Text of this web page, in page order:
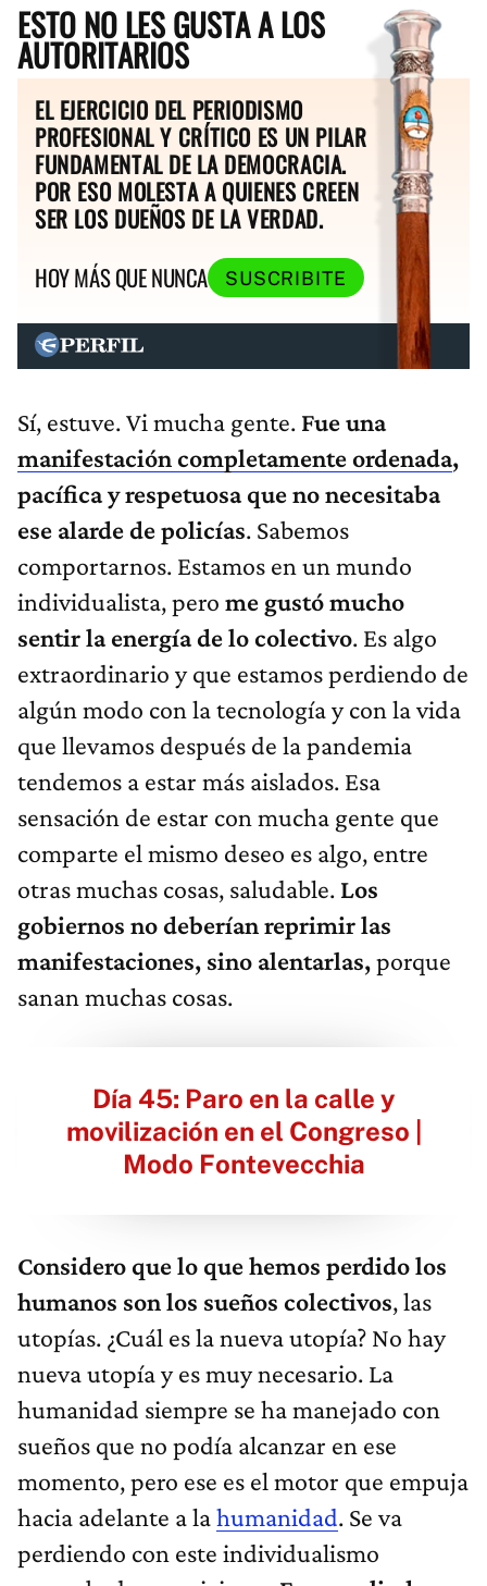
ESTO NO LES GUSTA A LOS
AUTORITARIOS
EL EJERCICIO DEL PERIODISMO
PROFESIONAL Y CRÍTICO ES UN PILAR
FUNDAMENTAL DE LA DEMOCRACIA.
POR ESO MOLESTA A QUIENES CREEN
SER LOS DUEÑOS DE LA VERDAD.
HOY MÁS QUE NUNCA
SUSCRIBITE
Sí, estuve. Vi mucha gente. Fue una
manifestación completamente ordenada,
pacífica y respetuosa que no necesitaba
ese alarde de policías. Sabemos
comportarnos. Estamos en un mundo
individualista, pero me gustó mucho
sentir la energía de lo colectivo. Es algo
extraordinario y que estamos perdiendo de
algún modo con la tecnología y con la vida
que llevamos después de la pandemia
tendemos a estar más aislados. Esa
sensación de estar con mucha gente que
comparte el mismo deseo es algo, entre
otras muchas cosas, saludable. Los
gobiernos no deberían reprimir las
manifestaciones, sino alentarlas,porque
sanan muchas cosas.
Día 45: Paro en la calle y
movilización en el Congreso |
Modo Fontevecchia
Considero que lo que hemos perdido los
humanos son los sueños colectivos, las
utopías. ¿Cuál es la nueva utopía? No hay
nueva utopía y es muy necesario. La
humanidad siempre se ha manejado con
sueños que no podía alcanzar en ese
momento, pero ese es el motor que empuja
hacia adelante a lahumanidad. Se va
perdiendo con este individualismo